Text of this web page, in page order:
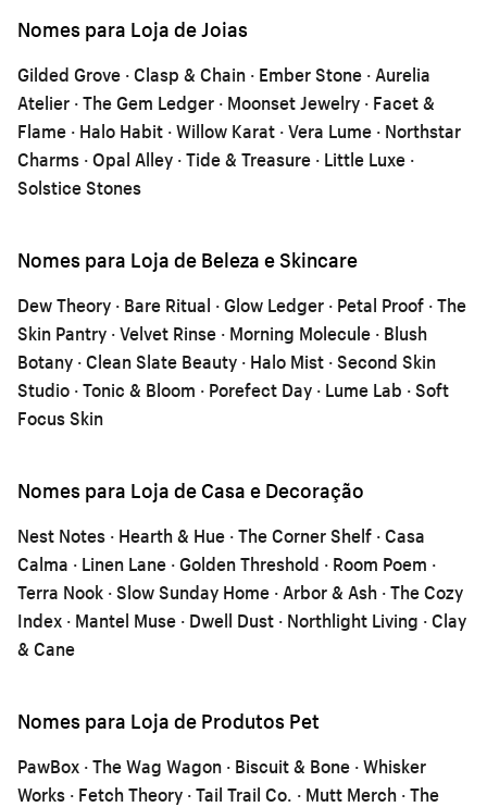
Nomes para Loja de Joias
Gilded Grove · Clasp & Chain · Ember Stone · Aurelia
Atelier · The Gem Ledger · Moonset Jewelry · Facet &
Flame · Halo Habit · Willow Karat · Vera Lume · Northstar
Charms · Opal Alley · Tide & Treasure · Little Luxe ·
Solstice Stones
Nomes para Loja de Beleza e Skincare
Dew Theory · Bare Ritual · Glow Ledger · Petal Proof · The
Skin Pantry · Velvet Rinse · Morning Molecule · Blush
Botany · Clean Slate Beauty · Halo Mist · Second Skin
Studio · Tonic & Bloom · Porefect Day · Lume Lab · Soft
Focus Skin
Nomes para Loja de Casa e Decoração
Nest Notes · Hearth & Hue · The Corner Shelf · Casa
Calma · Linen Lane · Golden Threshold · Room Poem ·
Terra Nook · Slow Sunday Home · Arbor & Ash · The Cozy
Index · Mantel Muse · Dwell Dust · Northlight Living · Clay
& Cane
Nomes para Loja de Produtos Pet
PawBox · The Wag Wagon · Biscuit & Bone · Whisker
Works · Fetch Theory · Tail Trail Co. · Mutt Merch · The